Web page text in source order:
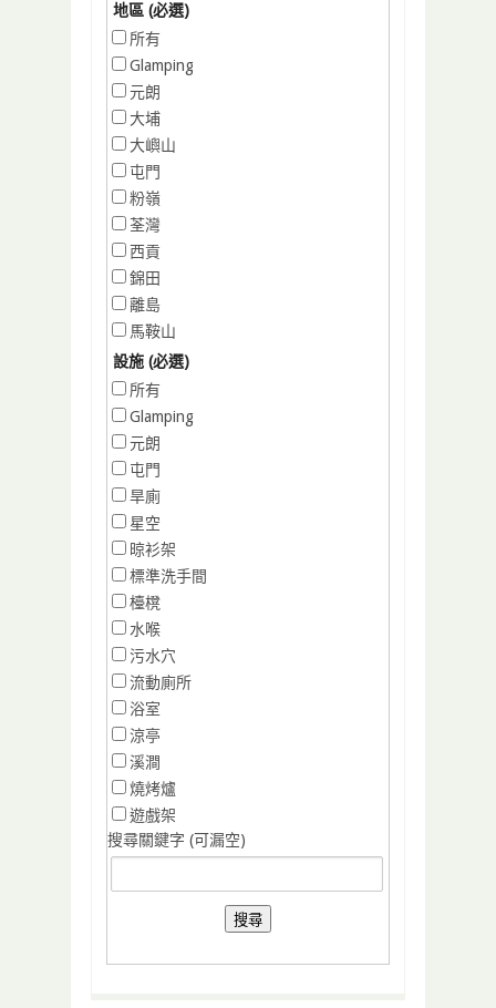
地區 (必選)
所有
Glamping
元朗
大埔
大嶼山
屯門
粉嶺
荃灣
西貢
錦田
離島
馬鞍山
設施 (必選)
所有
Glamping
元朗
屯門
旱廁
星空
晾衫架
標準洗手間
檯櫈
水喉
污水穴
流動廁所
浴室
涼亭
溪澗
燒烤爐
遊戲架
搜尋關鍵字 (可漏空)